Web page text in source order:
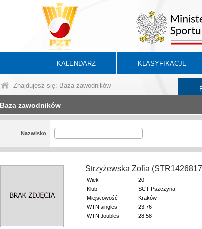
KALENDARZ KLASYFIKACJE
Znajdujesz się: Baza zawodników
Baza zawodników
Nazwisko
Strzyżewska Zofia
Wiek
20
Klub
SCT Pszczyna
Miejscowość
Kraków
WTN singles
23,76
WTN doubles
28,58